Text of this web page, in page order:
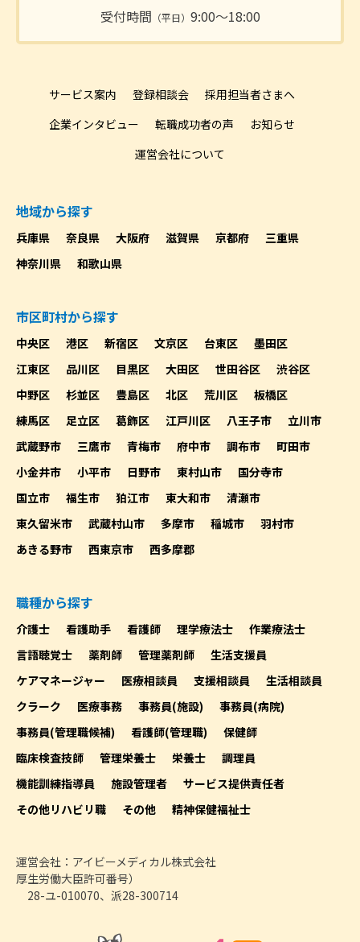
受付時間 （平日） 9:00〜18:00
サービス案内 登録相談会
採用担当者さまへ
企業インタビュー
転職成功者の声
お知らせ
運営会社について
地域から探す
兵庫県 奈良県 大阪府 滋賀県 京都府
三重県
神奈川県
和歌山県
市区町村から探す
中央区 港区 新宿区 文京区 台東区
墨田区
江東区
品川区 目黒区 大田区 世田谷区
渋谷区
中野区
杉並区 豊島区 北区 荒川区
板橋区
練馬区
足立区 葛飾区 江戸川区 八王子市
立川市
武蔵野市
三鷹市 青梅市 府中市 調布市
町田市
小金井市
小平市 日野市 東村山市
国分寺市
国立市
福生市 狛江市 東大和市
清瀬市
東久留米市
武蔵村山市 多摩市 稲城市
羽村市
あきる野市
西東京市 西多摩郡
職種から探す
介護士 看護助手 看護師 理学療法士
作業療法士
言語聴覚士
薬剤師 管理薬剤師
生活支援員
ケアマネージャー
医療相談員 支援相談員
生活相談員
クラーク
医療事務 事務員(施設)
事務員(病院)
事務員(管理職候補)
看護師(管理職)
保健師
臨床検査技師
管理栄養士 栄養士
調理員
機能訓練指導員
施設管理者
サービス提供責任者
その他リハビリ職
その他 精神保健福祉士
運営会社：アイビーメディカル株式会社
厚生労働大臣許可番号）
28-ユ-010070、派28-300714